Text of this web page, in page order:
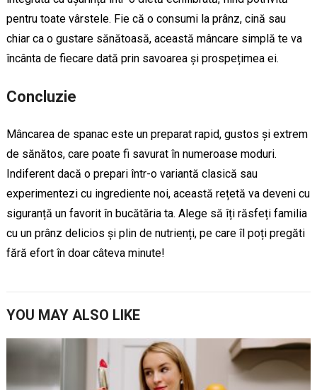
pentru toate vârstele. Fie că o consumi la prânz, cină sau
chiar ca o gustare sănătoasă, această mâncare simplă te va
încânta de fiecare dată prin savoarea și prospețimea ei.
Concluzie
Mâncarea de spanac este un preparat rapid, gustos și extrem
de sănătos, care poate fi savurat în numeroase moduri.
Indiferent dacă o prepari într-o variantă clasică sau
experimentezi cu ingrediente noi, această rețetă va deveni cu
siguranță un favorit în bucătăria ta. Alege să îți răsfeți familia
cu un prânz delicios și plin de nutrienți, pe care îl poți pregăti
fără efort în doar câteva minute!
YOU MAY ALSO LIKE